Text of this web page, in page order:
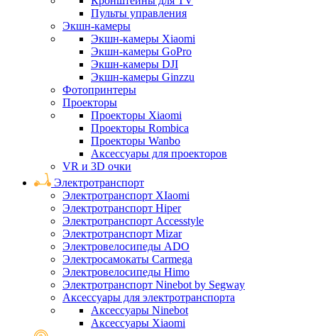
Пульты управления
Экшн-камеры
Экшн-камеры Xiaomi
Экшн-камеры GoPro
Экшн-камеры DJI
Экшн-камеры Ginzzu
Фотопринтеры
Проекторы
Проекторы Xiaomi
Проекторы Rombica
Проекторы Wanbo
Аксессуары для проекторов
VR и 3D очки
Электротранспорт
Электротранспорт XIaomi
Электротранспорт Hiper
Электротранспорт Accesstyle
Электротранспорт Mizar
Электровелосипеды ADO
Электросамокаты Carmega
Электровелосипеды Himo
Электротранспорт Ninebot by Segway
Аксессуары для электротранспорта
Аксессуары Ninebot
Аксессуары Xiaomi